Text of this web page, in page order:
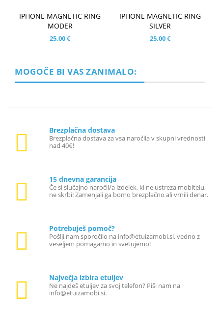
IPHONE MAGNETIC RING
MODER
25,00 €
IPHONE MAGNETIC RING
SILVER
25,00 €
MOGOČE BI VAS ZANIMALO:
Brezplačna dostava
Brezplačna dostava za vsa naročila v skupni vrednosti
nad 40€!
15 dnevna garancija
Če si slučajno naročil/a izdelek, ki ne ustreza mobitelu,
ne skrbi! Zamenjali ga bomo brezplačno ali vrnili denar.
Potrebuješ pomoč?
Pošlji nam sporočilo na info@etuizamobi.si, vedno z
veseljem pomagamo in svetujemo!
Največja izbira etuijev
Ne najdeš etuijev za svoj telefon? Piši nam na
info@etuizamobi.si.